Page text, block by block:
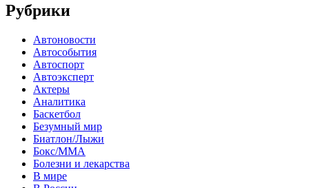
Рубрики
Автоновости
Автособытия
Автоспорт
Автоэксперт
Актеры
Аналитика
Баскетбол
Безумный мир
Биатлон/Лыжи
Бокс/MMA
Болезни и лекарства
В мире